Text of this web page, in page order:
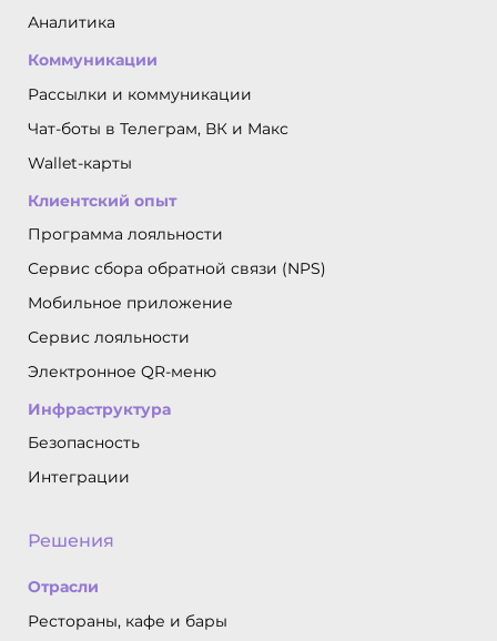
Аналитика
Коммуникации
Рассылки и коммуникации
Чат-боты в Телеграм, ВК и Макс
Wallet-карты
Клиентский опыт
Программа лояльности
Сервис сбора обратной связи (NPS)
Мобильное приложение
Сервис лояльности
Электронное QR-меню
Инфраструктура
Безопасность
Интеграции
Решения
Отрасли
Рестораны, кафе и бары